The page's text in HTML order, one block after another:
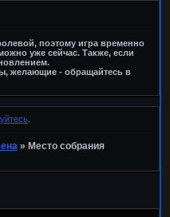
поэтому игра временно
уже сейчас. Также, если
желающие - обращайтесь в
.
» Место собрания